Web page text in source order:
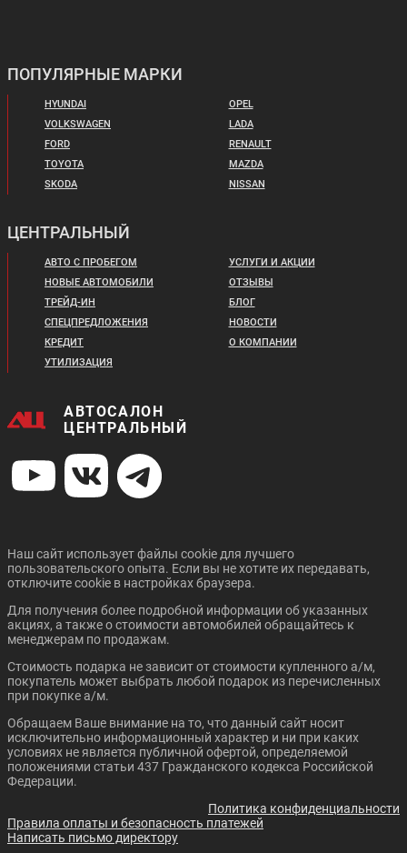
ПОПУЛЯРНЫЕ МАРКИ
HYUNDAI
VOLKSWAGEN
FORD
TOYOTA
SKODA
OPEL
LADA
RENAULT
MAZDA
NISSAN
ЦЕНТРАЛЬНЫЙ
АВТО С ПРОБЕГОМ
НОВЫЕ АВТОМОБИЛИ
ТРЕЙД-ИН
СПЕЦПРЕДЛОЖЕНИЯ
КРЕДИТ
УТИЛИЗАЦИЯ
УСЛУГИ И АКЦИИ
ОТЗЫВЫ
БЛОГ
НОВОСТИ
О КОМПАНИИ
АВТОСАЛОН
ЦЕНТРАЛЬНЫЙ
Наш сайт использует файлы cookie для лучшего
пользовательского опыта. Если вы не хотите их передавать,
отключите cookie в настройках браузера.
Для получения более подробной информации об указанных
акциях, а также о стоимости автомобилей обращайтесь к
менеджерам по продажам.
Стоимость подарка не зависит от стоимости купленного а/м,
покупатель может выбрать любой подарок из перечисленных
при покупке а/м.
Обращаем Ваше внимание на то, что данный сайт носит
исключительно информационный характер и ни при каких
условиях не является публичной офертой, определяемой
положениями статьи 437 Гражданского кодекса Российской
Федерации.
Политика конфиденциальности
Правила оплаты и безопасность платежей
Написать письмо директору